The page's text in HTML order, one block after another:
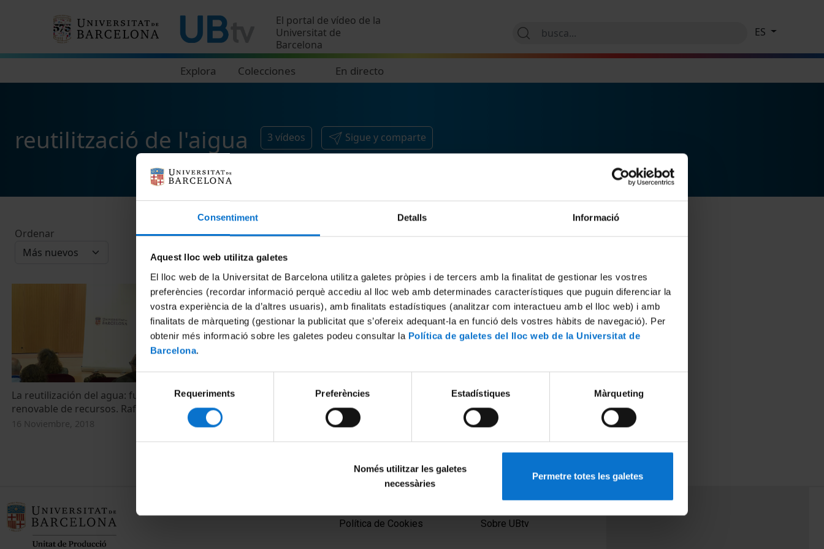
Consentiment Detalls Informació
Aquest lloc web utilitza galetes
El lloc web de la Universitat de Barcelona utilitza galetes pròpies i de tercers amb la finalitat de gestionar les vostres
preferències (recordar informació perquè accediu al lloc web amb determinades característiques que puguin diferenciar la
vostra experiència de la d’altres usuaris), amb finalitats estadístiques (analitzar com interactueu amb el lloc web) i amb
finalitats de màrqueting (gestionar la publicitat que s’ofereix adequant-la en funció dels vostres hàbits de navegació). Per
obtenir més informació sobre les galetes podeu consultar la Política de galetes del lloc web de la Universitat de
Barcelona.
consentiment
Requeriments Preferències Estadístiques Màrqueting
Només utilitzar les galetes
necessàries
Permetre totes les galetes
El portal de vídeo de la
Universitat de
Barcelona
Explora Colecciones En directo
ES
reutilització de l'aigua 3 vídeos Sigue y comparte
Ordenar
La reutilización del agua: fuente fiable y
renovable de recursos. Rafael Mujeriego
16 Noviembre, 2018
Simpòsium 2011 'Singularitats en la
Reutilització de l'Aigua Residual'- Sessió
de tarda
Simpòsium 2011 'Singularitats en la
Reutilització de l'Aigua Residual'- Sessió
Política de Cookies
PEU 2
Sobre UBtv
PEU 3